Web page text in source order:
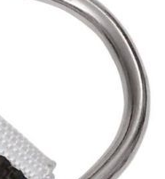
5x6x6 м, HDPE
institutions
цел.
с бутона "Добави в
да изберете броя
produsul în
selecta detaliile